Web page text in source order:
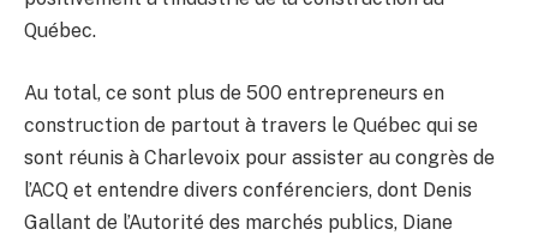
Québec.
Au total, ce sont plus de 500 entrepreneurs en
construction de partout à travers le Québec qui se
sont réunis à Charlevoix pour assister au congrès de
l’ACQ et entendre divers conférenciers, dont Denis
Gallant de l’Autorité des marchés publics, Diane